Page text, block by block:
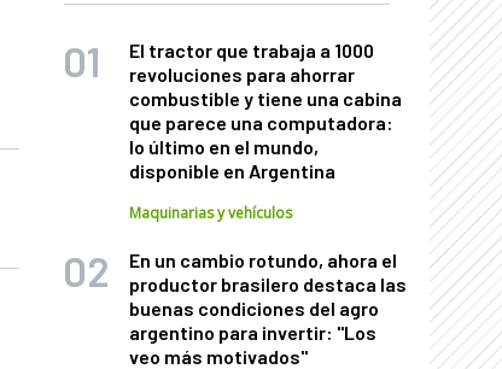
El tractor que trabaja a 1000
revoluciones para ahorrar
combustible y tiene una cabina
que parece una computadora:
lo último en el mundo,
disponible en Argentina
Maquinarias y vehículos
En un cambio rotundo, ahora el
productor brasilero destaca las
buenas condiciones del agro
argentino para invertir: "Los
veo más motivados"